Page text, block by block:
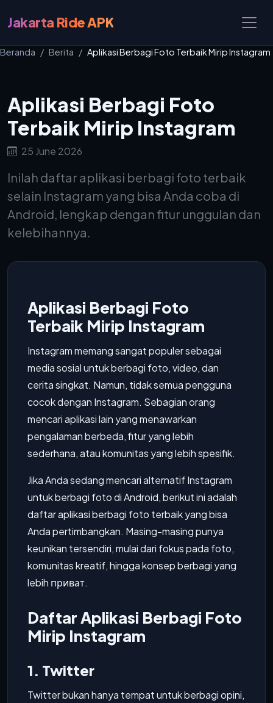
Jakarta Ride APK
Beranda Berita Aplikasi Berbagi Foto Terbaik Mirip Instagram
Aplikasi Berbagi Foto
Terbaik Mirip Instagram
25 June 2026
Inilah daftar aplikasi berbagi foto terbaik
selain Instagram yang bisa Anda coba di
Android, lengkap dengan fitur unggulan dan
kelebihannya.
Aplikasi Berbagi Foto
Terbaik Mirip Instagram
Instagram memang sangat populer sebagai
media sosial untuk berbagi foto, video, dan
cerita singkat. Namun, tidak semua pengguna
cocok dengan Instagram. Sebagian orang
mencari aplikasi lain yang menawarkan
pengalaman berbeda, fitur yang lebih
sederhana, atau komunitas yang lebih spesifik.
Jika Anda sedang mencari alternatif Instagram
untuk berbagi foto di Android, berikut ini adalah
daftar aplikasi berbagi foto terbaik yang bisa
Anda pertimbangkan. Masing-masing punya
keunikan tersendiri, mulai dari fokus pada foto,
komunitas kreatif, hingga konsep berbagi yang
lebih приват.
Daftar Aplikasi Berbagi Foto
Mirip Instagram
1. Twitter
Twitter bukan hanya tempat untuk berbagi opini,